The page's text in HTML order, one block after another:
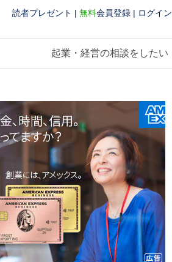
読者プレゼント | 無料会員登録 | ログイン
起業・経営の相談をしたい